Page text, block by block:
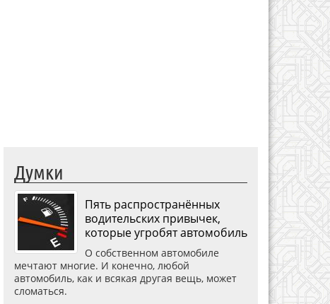
Думки
Пять распространённых
водительских привычек,
которые угробят автомобиль
О собственном автомобиле
мечтают многие. И конечно, любой
автомобиль, как и всякая другая вещь, может
сломаться.